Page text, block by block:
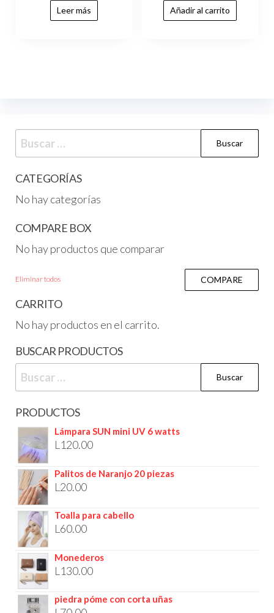
Leer más Añadir al carrito
CATEGORÍAS
No hay categorías
COMPARE BOX
No hay productos que comparar
Eliminar todos COMPARE
CARRITO
No hay productos en el carrito.
BUSCAR PRODUCTOS
PRODUCTOS
Lámpara SUN mini UV 6 watts
L 120.00
Palitos de Naranjo 20 piezas
L 20.00
Toalla para cabello
L 60.00
Monederos
L 130.00
piedra póme con corta uñas